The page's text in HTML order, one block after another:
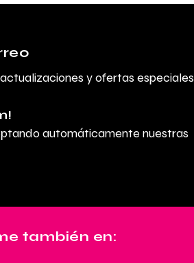
y ofertas especiales
automáticamente nuestras
también en: